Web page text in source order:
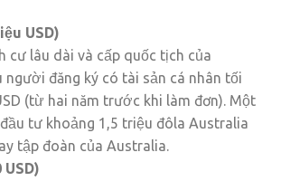
USD)
cư lâu dài và cấp quốc tịch của
người đăng ký có tài sản cá nhân tối
(từ hai năm trước khi làm đơn). Một
tư khoảng 1,5 triệu đôla Australia
tập đoàn của Australia.
USD)